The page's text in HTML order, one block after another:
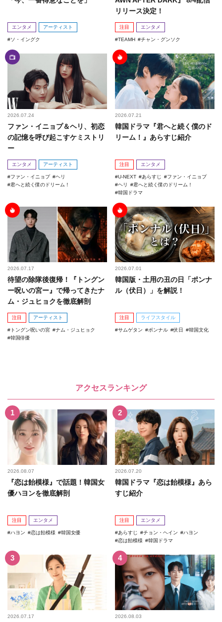
エンタメ アーティスト
ソ・イングク
リリース決定！
注目 エンタメ
TEAMH チャン・グンソク
2026.07.24
ファン・イニョプ＆ヘリ、初恋
の記憶を呼び起こすケミストリ
ー
エンタメ アーティスト
ファン・イニョプ
ヘリ
君へと続く僕のドリーム！
2026.07.21
韓国ドラマ『君へと続く僕のド
リーム！』あらすじ紹介
注目 エンタメ
U-NEXT あらすじ
ファン・イニョプ
ヘリ
君へと続く僕のドリーム！
韓国ドラマ
2026.07.17
待望の除隊後復帰！『トングン
ー呪いの宮ー』で帰ってきたナ
ム・ジュヒョクを徹底解剖
注目 アーティスト
トングン呪いの宮
ナム・ジュヒョク
韓国俳優
2026.07.01
韓国版・土用の丑の日「ポンナ
ル（伏日）」を解説！
注目 ライフスタイル
サムゲタン ポンナル 伏日 韓国文化
アクセスランキング
2026.08.07
『恋は飴模様』で話題！韓国女
優ハヨンを徹底解剖
注目 エンタメ
ハヨン 恋は飴模様 韓国女優
2026.07.20
韓国ドラマ『恋は飴模様』あら
すじ紹介
注目 エンタメ
あらすじ チョン・ヘイン
ハヨン
恋は飴模様
韓国ドラマ
2026.07.17 2026.08.03